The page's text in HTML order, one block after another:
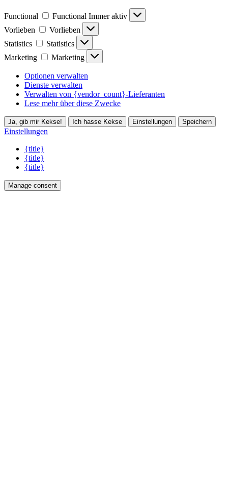
Functional Functional Immer aktiv
Vorlieben
Vorlieben
Statistics
Statistics
Marketing
Marketing
Optionen verwalten
Dienste verwalten
Verwalten von {vendor_count}-Lieferanten
Lese mehr über diese Zwecke
Ja, gib mir Kekse! Ich hasse Kekse Einstellungen Speichern
Einstellungen
{title}
{title}
{title}
Manage consent